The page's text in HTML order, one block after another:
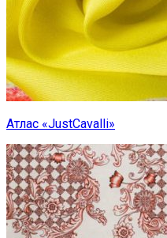
Атлас «JustCavalli»